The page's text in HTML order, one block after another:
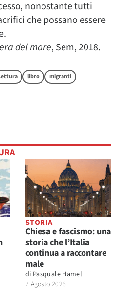
nonostante tutti
che possano essere
del mare, Sem, 2018.
libro migranti
STORIA
Chiesa e fascismo: una
storia che l’Italia
continua a raccontare
male
di Pasquale Hamel
7 Agosto 2026